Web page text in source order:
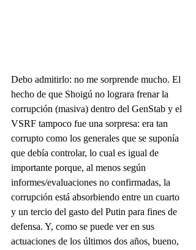
Debo admitirlo: no me sorprende mucho. El
hecho de que Shoigú no lograra frenar la
corrupción (masiva) dentro del GenStab y el
VSRF tampoco fue una sorpresa: era tan
corrupto como los generales que se suponía
que debía controlar, lo cual es igual de
importante porque, al menos según
informes/evaluaciones no confirmadas, la
corrupción está absorbiendo entre un cuarto
y un tercio del gasto del Putin para fines de
defensa. Y, como se puede ver en sus
actuaciones de los últimos dos años, bueno,